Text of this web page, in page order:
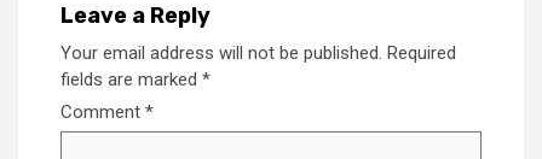
Leave a Reply
Your email address will not be published. Required
fields are marked *
Comment *